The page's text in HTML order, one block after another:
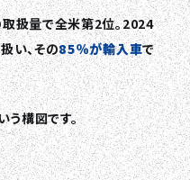
扱量で全米第2位。2024
い、その85％が輸入車で
う構図です。